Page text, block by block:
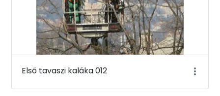
Első tavaszi kaláka 012